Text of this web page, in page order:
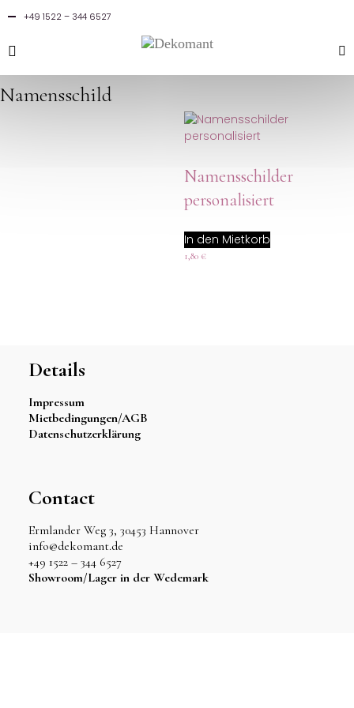
+49 1522 – 344 6527
ORDER LIST
Namensschild
Namensschilder
personalisiert
In den Mietkorb
1,80 €
Details
Impressum
Mietbedingungen/AGB
Datenschutzerklärung
Contact
Ermlander Weg 3, 30453 Hannover
info@dekomant.de
+49 1522 – 344 6527
Showroom/Lager in der Wedemark